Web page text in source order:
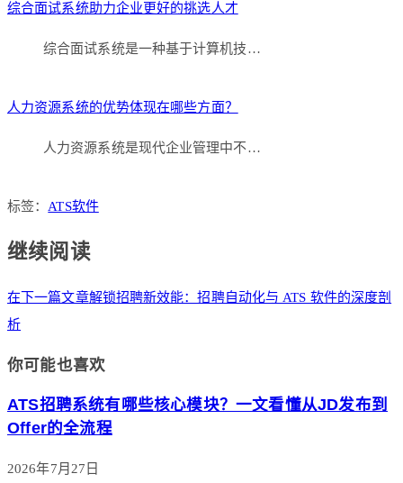
综合面试系统助力企业更好的挑选人才
综合面试系统是一种基于计算机技…
人力资源系统的优势体现在哪些方面？
人力资源系统是现代企业管理中不…
标签： ATS软件
继续阅读
在下一篇文章解锁招聘新效能：招聘自动化与 ATS 软件的深度剖
析​
你可能也喜欢
ATS招聘系统有哪些核心模块？一文看懂从JD发布到
Offer的全流程
2026年7月27日